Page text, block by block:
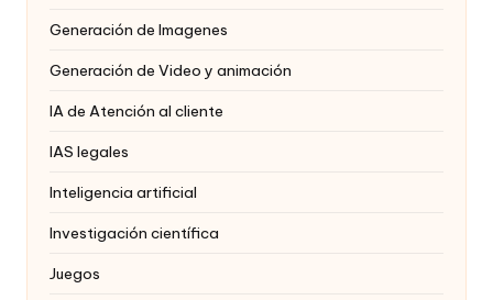
Generación de Imagenes
Generación de Video y animación
IA de Atención al cliente
IAS legales
Inteligencia artificial
Investigación científica
Juegos